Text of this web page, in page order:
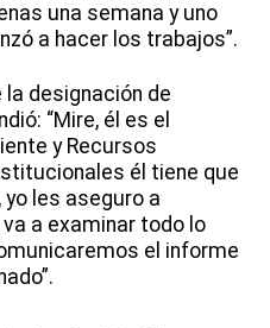
una semana y uno
a hacer los trabajos”.
designación de
“Mire, él es el
y Recursos
él tiene que
les aseguro a
a examinar todo lo
el informe